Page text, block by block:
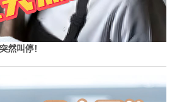
然叫停！